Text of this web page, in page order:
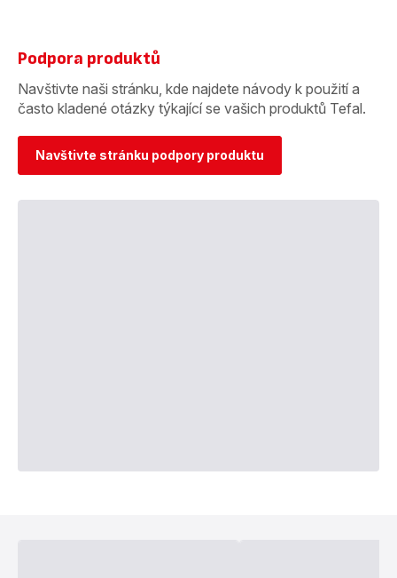
Podpora produktů
Navštivte naši stránku, kde najdete návody k použití a
často kladené otázky týkající se vašich produktů Tefal.
Navštivte stránku podpory produktu